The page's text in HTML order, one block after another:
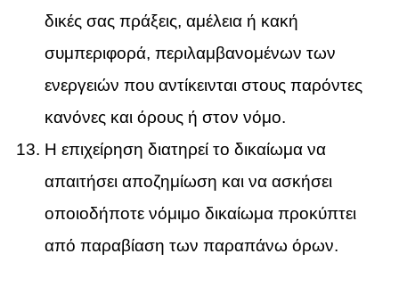
δικές σας πράξεις, αμέλεια ή κακή
συμπεριφορά, περιλαμβανομένων των
ενεργειών που αντίκεινται στους παρόντες
κανόνες και όρους ή στον νόμο.
Η επιχείρηση διατηρεί το δικαίωμα να
απαιτήσει αποζημίωση και να ασκήσει
οποιοδήποτε νόμιμο δικαίωμα προκύπτει
από παραβίαση των παραπάνω όρων.